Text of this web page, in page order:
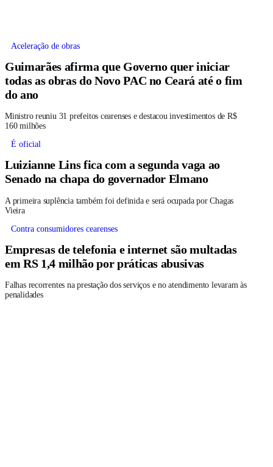
Aceleração de obras
Guimarães afirma que Governo quer iniciar
todas as obras do Novo PAC no Ceará até o fim
do ano
Ministro reuniu 31 prefeitos cearenses e destacou investimentos de R$
160 milhões
É oficial
Luizianne Lins fica com a segunda vaga ao
Senado na chapa do governador Elmano
A primeira suplência também foi definida e será ocupada por Chagas
Vieira
Contra consumidores cearenses
Empresas de telefonia e internet são multadas
em RS 1,4 milhão por práticas abusivas
Falhas recorrentes na prestação dos serviços e no atendimento levaram às
penalidades